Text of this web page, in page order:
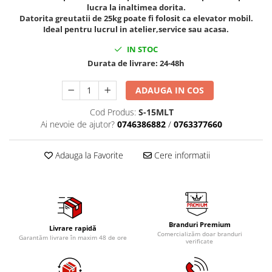
Tig-Wig
Pompe si Cilindri Hidraulici
Redresoare,Roboti Pornire,Cabluri
Accesorii schimb ulei
Recuperatoare de ulei
Scule De Mana si Unelte
Aparate de nituit si capsat
Burghie
Chei de Forta
lucra la inaltimea dorita.
Datorita greutatii de 25kg poate fi folosit ca elevator mobil.
Ideal pentru lucrul in atelier,service sau acasa.
IN STOC
Durata de livrare: 24-48h
ADAUGA IN COS
Cod Produs: S-15MLT
Ai nevoie de ajutor? 0746386882 / 0763377660
Adauga la Favorite Cere informatii
Livrare rapidă
Garantăm livrare în maxim 48 de ore
Branduri Premium
Comercializăm doar branduri
verificate